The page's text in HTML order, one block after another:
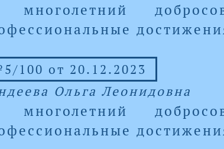
многолетний
100 от 20.12.2023
Ольга Леонидовна
многолетний